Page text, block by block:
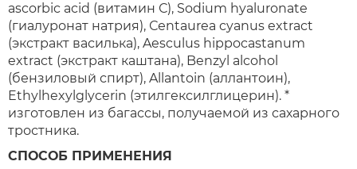
ascorbic acid (витамин С), Sodium hyaluronate
(гиалуронат натрия), Сеntaurea cyanus extract
(экстракт василька), Aesculus hippocastanum
extract (экстракт каштана), Benzyl alcohol
(бензиловый спирт), Allantoin (аллантоин),
Ethylhexylglycerin (этилгексилглицерин). *
изготовлен из багассы, получаемой из сахарного
тростника.
СПОСОБ ПРИМЕНЕНИЯ